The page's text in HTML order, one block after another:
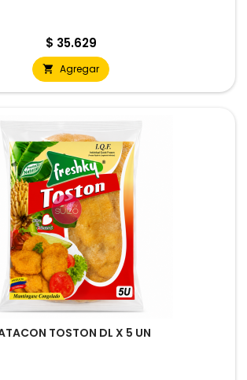
Precio
$ 35.629
 Agregar
TOSTON DL X 5 UN